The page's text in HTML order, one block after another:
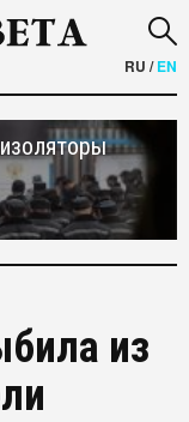
RU /EN
из